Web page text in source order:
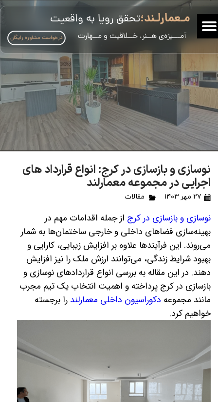
​آمـــیزه‌ی هــنر، خــلاقیت و مــهارت
مـعمارلـند؛تحقق رویا به واقعیت
درخواست مشاوره رایگان
نوسازی و بازسازی در کرج: انواع قرارداد های
اجرایی در مجموعه معمارلند
۲۷ مهر ۱۴۰۳ مقالات
نوسازی و بازسازی در کرج از جمله اقدامات مهم در
بهینه‌سازی فضاهای داخلی و خارجی ساختمان‌ها به شمار
می‌روند. این فرآیندها علاوه بر افزایش زیبایی، کارایی و
بهبود شرایط زندگی، می‌توانند ارزش ملک را نیز افزایش
دهند. در این مقاله به بررسی انواع قراردادهای نوسازی و
بازسازی در کرج پرداخته و اهمیت انتخاب یک تیم مجرب
مانند مجموعه دکوراسیون داخلی معمارلند را برجسته
خواهیم کرد.